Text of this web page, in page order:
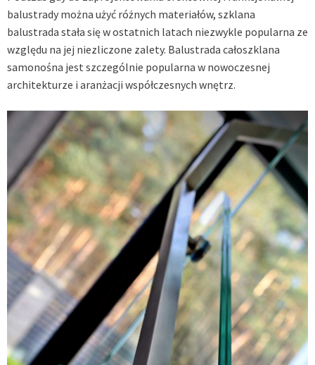
balustrady można użyć różnych materiałów, szklana
balustrada stała się w ostatnich latach niezwykle popularna ze
względu na jej niezliczone zalety. Balustrada całoszklana
samonośna jest szczególnie popularna w nowoczesnej
architekturze i aranżacji współczesnych wnętrz.